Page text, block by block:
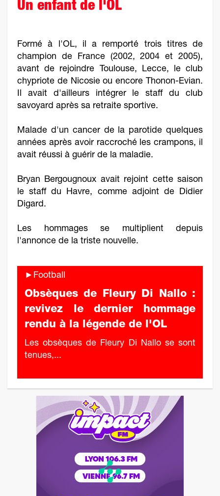
Un enfant de l'OL
Formé à l'OL, il a remporté trois titres de
champion de France (2002, 2004 et 2005),
avant de rejoindre Toulouse, Lecce, le club
chypriote de Nicosie ou encore Thonon-Evian.
Il avait d'ailleurs intégrer le staff du club
savoyard après sa retraite sportive.
Malade d'un cancer de la parotide quelques
années après avoir raccroché les crampons, il
avait réussi à guérir de la maladie.
Bryan Bergougnoux avait rejoint cette saison
le staff du Havre, comme adjoint de Didier
Digard.
Les hommages se multiplient depuis
l'annonce de la triste nouvelle.
►Football
Obsèques de Fleury Di Nallo :
revivez le dernier hommage
rendu à la légende de l'OL
Les obsèques de Fleury Di Nallo se sont
tenues,...